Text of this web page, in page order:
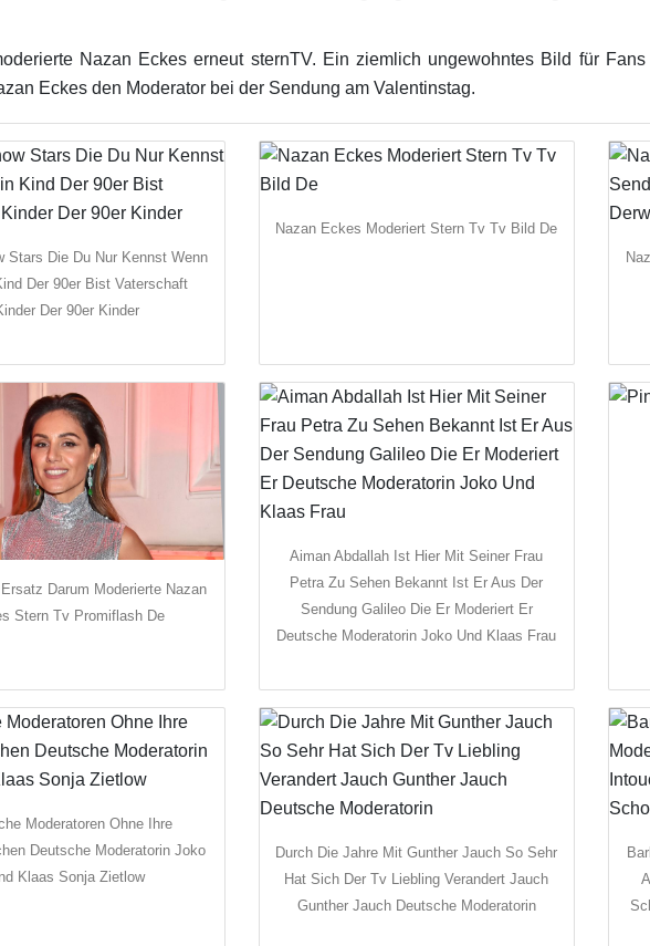
Nazan Eckes erneut sternTV. Ein ziemlich ungewohntes Bild für
Eckes den Moderator bei der Sendung am Valentinstag.
Stars Die Du Nur Kennst Wenn
Der 90er Bist Vaterschaft
Der 90er Kinder
Nazan Eckes Moderiert Stern Tv Tv Bild De
Darum Moderierte Nazan
Stern Tv Promiflash De
Aiman Abdallah Ist Hier Mit Seiner Frau
Petra Zu Sehen Bekannt Ist Er Aus Der
Sendung Galileo Die Er Moderiert Er
Deutsche Moderatorin Joko Und Klaas Frau
Moderatoren Ohne Ihre
Deutsche Moderatorin Joko
Klaas Sonja Zietlow
Durch Die Jahre Mit Gunther Jauch So Sehr
Hat Sich Der Tv Liebling Verandert Jauch
Gunther Jauch Deutsche Moderatorin